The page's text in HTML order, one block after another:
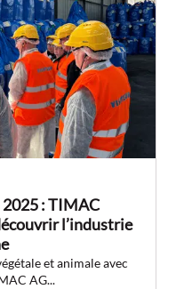
: TIMAC
l’industrie
et animale avec
AG...